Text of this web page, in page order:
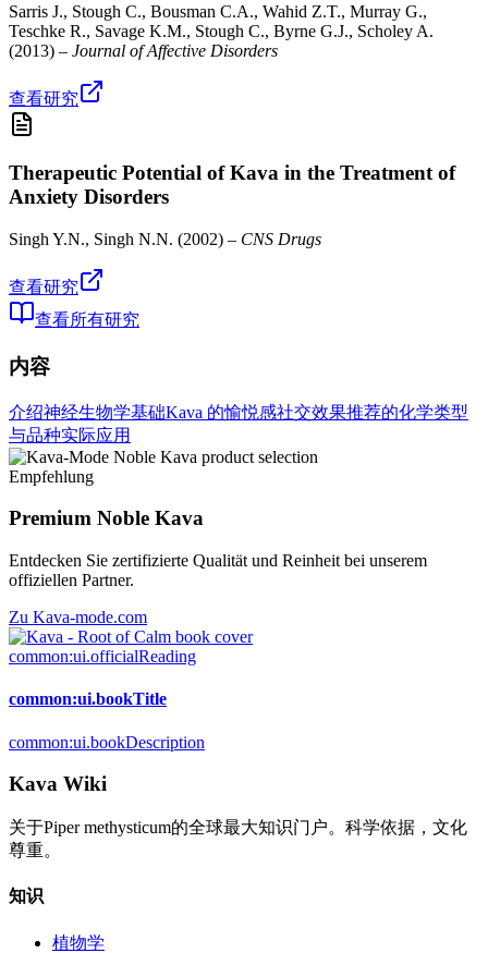
Sarris J., Stough C., Bousman C.A., Wahid Z.T., Murray G.,
Teschke R., Savage K.M., Stough C., Byrne G.J., Scholey A.
(2013) – Journal of Affective Disorders
查看研究
Therapeutic Potential of Kava in the Treatment of
Anxiety Disorders
Singh Y.N., Singh N.N. (2002) – CNS Drugs
查看研究
查看所有研究
内容
介绍神经生物学基础Kava 的愉悦感社交效果推荐的化学类型
与品种实际应用
Empfehlung
Premium Noble Kava
Entdecken Sie zertifizierte Qualität und Reinheit bei unserem
offiziellen Partner.
Zu Kava-mode.com
common:ui.officialReading
common:ui.bookTitle
common:ui.bookDescription
Kava Wiki
关于Piper methysticum的全球最大知识门户。科学依据，文化
尊重。
知识
植物学